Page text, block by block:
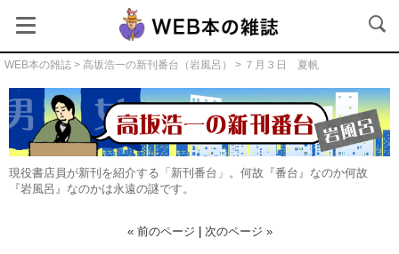
WEB本の雑誌 > 高坂浩一の新刊番台（岩風呂） > ７月３日 夏帆
現役書店員が新刊を紹介する「新刊番台」。何故『番台』なのか何故
『岩風呂』なのかは永遠の謎です。
« 前のページ 次のページ »